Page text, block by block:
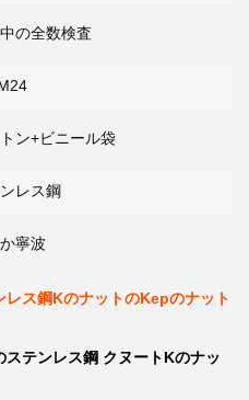
の全数検査
ン+ビニール袋
レス鋼
か寧波
ス鋼KのナットのKepのナット
テンレス鋼 クヌートKのナッ